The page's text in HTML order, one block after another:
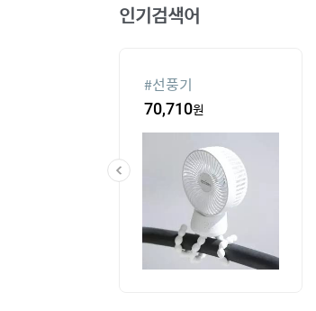
인기검색어
#선풍기
70,710원